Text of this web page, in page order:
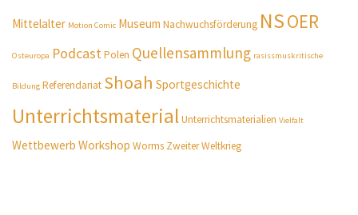
Mittelalter Motion Comic Museum Nachwuchsförderung NSOER
Osteuropa PodcastPolen Quellensammlung rasissmuskritische
Bildung Referendariat Shoah Sportgeschichte
UnterrichtsmaterialUnterrichtsmaterialien Vielfalt
Wettbewerb Workshop Worms Zweiter Weltkrieg